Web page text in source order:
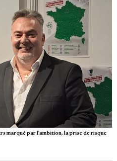
marqué par l’ambition, la prise de risque